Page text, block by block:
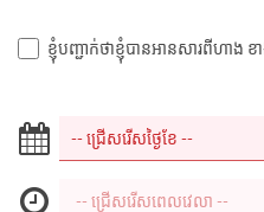
ខ្ញុំបញ្ជាក់ថាខ្ញុំបានអានសារពីហាង ខ